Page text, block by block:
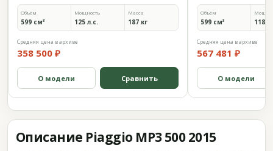
Объём
599 см³
Мощность
125 л.с.
Масса
187 кг
Средняя цена в архиве
358 500 ₽
О модели Сравнить
Объём
599 см³ 118
Средняя цена в архиве
567 481 ₽
О модели
Описание Piaggio MP3 500 2015